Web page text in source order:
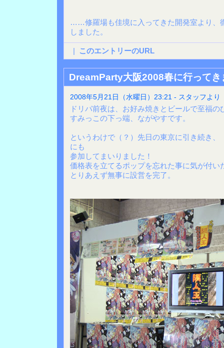
……修羅場も佳境に入ってきた開発室より、
しました。
| このエントリーのURL
DreamParty大阪2008春に行ってき
2008年5月21日（水曜日）23:21 - スタッフより
ドリパ前夜は、お好み焼きとビールで至福
すみっこの下っ端、ながやすです。
というわけで（？）先日の東京に引き続き、
にも
参加してまいりました！
価格表を立てるポップを忘れた事に気が付い
とりあえず無事に設営を完了。